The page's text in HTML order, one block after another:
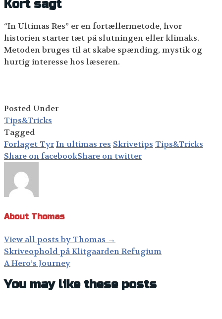
Kort sagt
“In Ultimas Res” er en fortællermetode, hvor
historien starter tæt på slutningen eller klimaks.
Metoden bruges til at skabe spænding, mystik og
hurtig interesse hos læseren.
Posted Under
Tips&Tricks
Tagged
Forlaget TyrIn ultimas res Skrivetips Tips&Tricks
Share on facebookShare on twitter
About Thomas
View all posts by Thomas →
Post
navigation
Skriveophold på Klitgaarden Refugium
A Hero’s Journey
You may like these posts